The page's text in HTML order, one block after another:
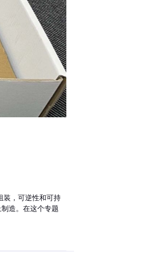
装，可逆性和可持
造。在这个专题